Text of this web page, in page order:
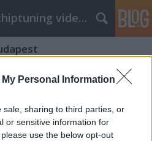
Personal Information
sale, sharing to third parties, or
or sensitive information for
use the below opt-out
Online marketing és chiptuning videók
javaslatok,
elérhetőek